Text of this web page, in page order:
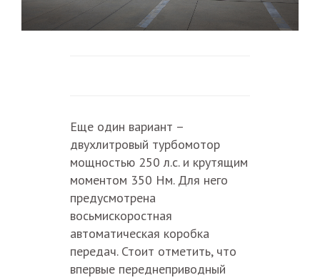
Еще один вариант –
двухлитровый турбомотор
мощностью 250 л.с. и крутящим
моментом 350 Нм. Для него
предусмотрена
восьмискоростная
автоматическая коробка
передач. Стоит отметить, что
впервые переднеприводный